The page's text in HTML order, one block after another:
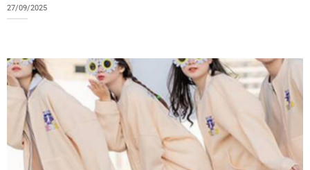
27/09/2025